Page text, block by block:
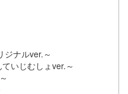
ジナルver.～
いじむしょver.～